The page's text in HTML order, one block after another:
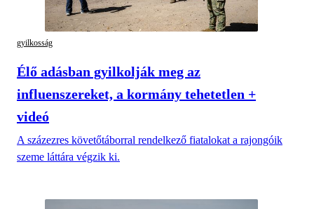
gyilkosság
Élő adásban gyilkolják meg az
influenszereket, a kormány tehetetlen +
videó
A százezres követőtáborral rendelkező fiatalokat a rajongóik
szeme láttára végzik ki.